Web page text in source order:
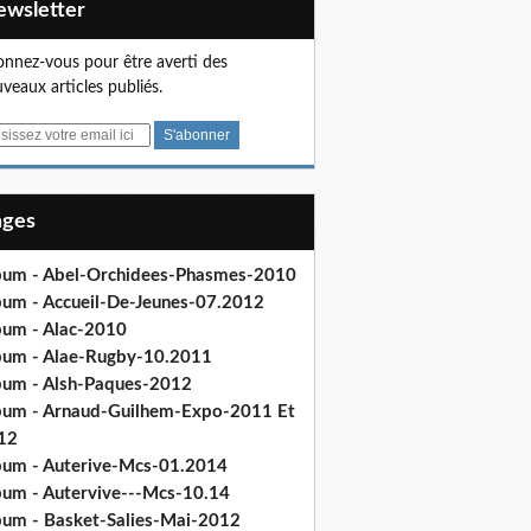
vous pour être averti des
articles publiés.
- Abel-Orchidees-Phasmes-2010
- Accueil-De-Jeunes-07.2012
- Alac-2010
- Alae-Rugby-10.2011
- Alsh-Paques-2012
- Arnaud-Guilhem-Expo-2011 Et
- Auterive-Mcs-01.2014
- Autervive---Mcs-10.14
- Basket-Salies-Mai-2012